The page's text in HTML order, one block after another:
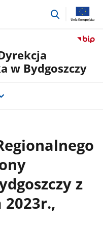
przejdź
w Bydgoszczy
z